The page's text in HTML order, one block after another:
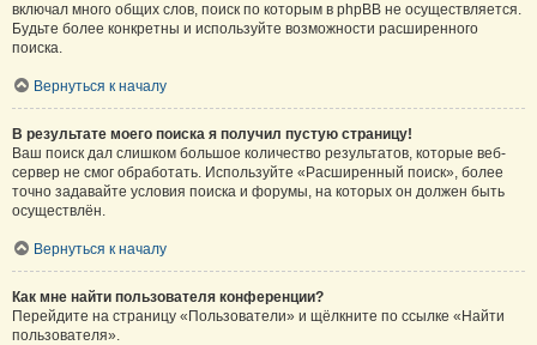
включал много общих слов, поиск по которым в phpBB не осуществляется.
Будьте более конкретны и используйте возможности расширенного
поиска.
Вернуться к началу
В результате моего поиска я получил пустую страницу!
Ваш поиск дал слишком большое количество результатов, которые веб-
сервер не смог обработать. Используйте «Расширенный поиск», более
точно задавайте условия поиска и форумы, на которых он должен быть
осуществлён.
Вернуться к началу
Как мне найти пользователя конференции?
Перейдите на страницу «Пользователи» и щёлкните по ссылке «Найти
пользователя».